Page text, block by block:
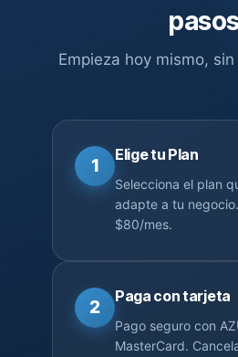
Empieza hoy mismo,
1
Elige tu Plan
Selecciona el plan
adapte a tu
$80/mes.
2
Paga con tarjeta
Pago seguro con
MasterCard.